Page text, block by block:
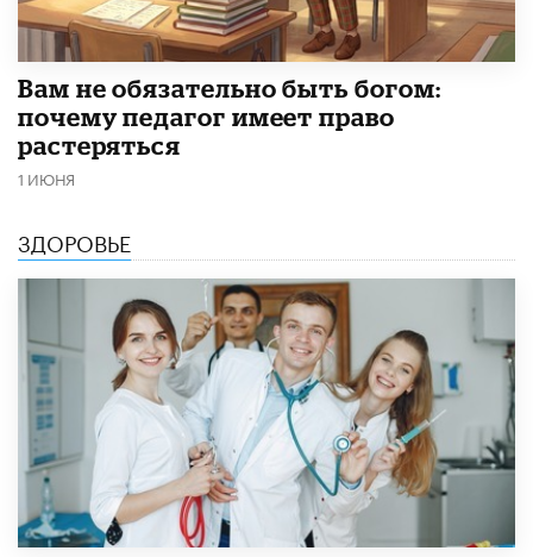
​Вам не обязательно быть богом:
почему педагог имеет право
растеряться
1 ИЮНЯ
ЗДОРОВЬЕ